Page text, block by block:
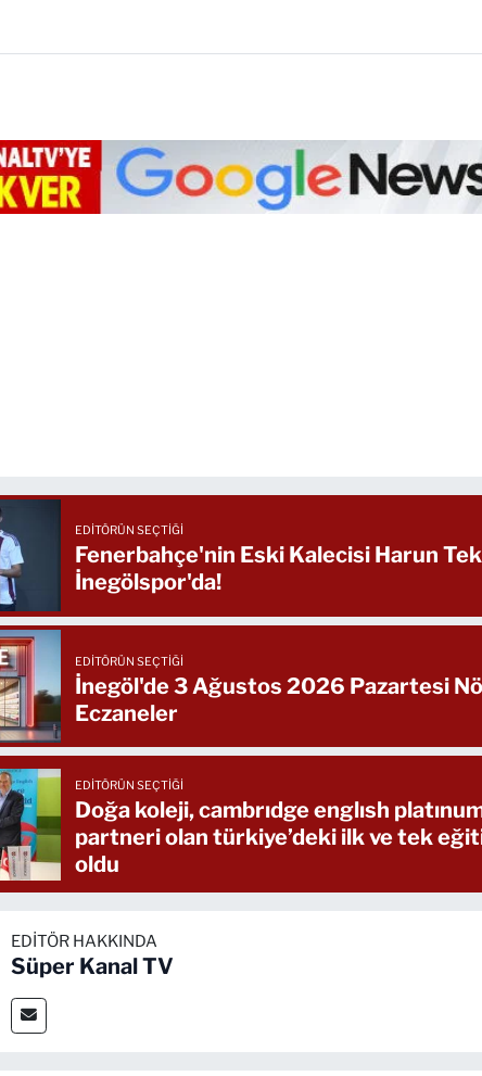
EDITÖRÜN SEÇTIĞI
Fenerbahçe'nin Eski Kalecisi Harun
İnegölspor'da!
EDITÖRÜN SEÇTIĞI
İnegöl'de 3 Ağustos 2026 Pazartesi
Eczaneler
EDITÖRÜN SEÇTIĞI
Doğa koleji, cambrıdge englısh
partneri olan türkiye’deki ilk ve tek
oldu
EDITÖR HAKKINDA
Süper Kanal TV